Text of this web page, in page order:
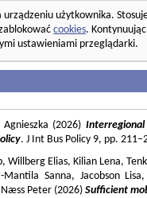
użytkownika.
cookies. Kontynuując
ustawieniami przeglądarki.
(2026)
. J Int Bus Policy 9, pp.
Willberg Elias, Kilian Lena,
Sanna, Jacobson
Peter (2026) Sufficient